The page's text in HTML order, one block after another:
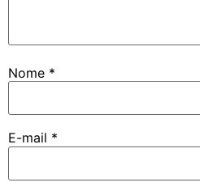
Nome *
E-mail *